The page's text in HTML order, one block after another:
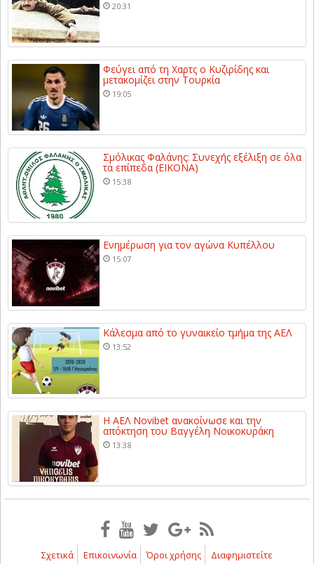
20:31
Φεύγει από τη Χαρτς ο Κυζιρίδης και
μετακομίζει στην Τουρκία
19:05
Σμόλικας Φαλάνης: Συνεχής εξέλιξη σε όλα
τα επίπεδα (ΕΙΚΟΝΑ)
15:38
Ενημέρωση για τον αγώνα Κυπέλλου
15:07
Κάλεσμα από το γυναικείο τμήμα της ΑΕΛ
13:52
Η ΑΕΛ Novibet ανακοίνωσε και την
απόκτηση του Βαγγέλη Νοικοκυράκη
13:38
Σχετικά Επικοινωνία Όροι χρήσης Διαφημιστείτε